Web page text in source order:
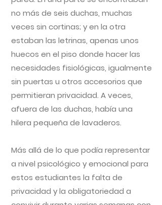
no más de seis duchas, muchas
veces sin cortinas; y en la otra
estaban las letrinas, apenas unos
huecos en el piso donde hacer las
necesidades fisiológicas, igualmente
sin puertas u otros accesorios que
permitieran privacidad. A veces,
afuera de las duchas, había una
hilera pequeña de lavaderos.
Más allá de lo que podía representar
a nivel psicológico y emocional para
estos estudiantes la falta de
privacidad y la obligatoriedad a